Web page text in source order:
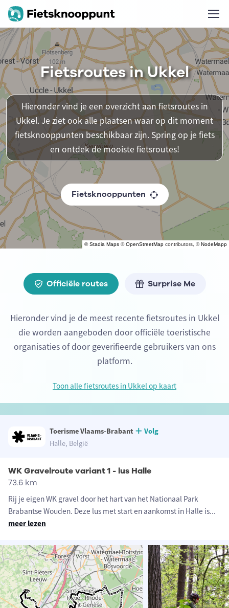
©Stadia Maps ©OpenStreetMap contributors, ©NodeMapp
Fietsroutes in Ukkel
Hieronder vind je een overzicht aan fietsroutes in
Ukkel. Je ziet ook alle plaatsen waar op dit moment
fietsknooppunten beschikbaar zijn. Spring op je fiets
en ontdek de mooiste fietsroutes!
Fietsknooppunten
Officiële routes Surprise Me
Hieronder vind je de meest recente fietsroutes in Ukkel
die worden aangeboden door officiële toeristische
organisaties of door geverifieerde gebruikers van ons
platform.
Toon alle fietsroutes in Ukkel op kaart
Toerisme Vlaams-Brabant
Volg
Halle, België
WK Gravelroute variant 1 - lus Halle
73.6 km
Rij je eigen WK gravel door het hart van het Nationaal Park
Brabantse Wouden. Deze lus met start en aankomst in Halle is...
meer lezen